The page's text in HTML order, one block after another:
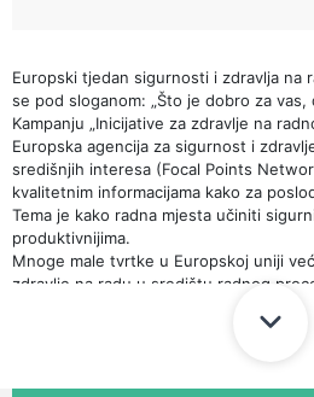
Europski tjedan sigurnosti i zdravlja na
se pod sloganom: „Što je dobro za vas,
Kampanju „Inicijative za zdravlje na
Europska agencija za sigurnost i
središnjih interesa (Focal Points
kvalitetnim informacijama kako za
Tema je kako radna mjesta učiniti
produktivnijima.
Mnoge male tvrtke u Europskoj uniji
zdravlje na radu u središtu radnog
proizvodnji, nego omogućuje